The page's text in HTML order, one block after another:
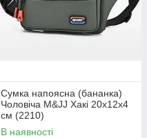
Сумка напоясна (бананка)
Чоловіча M&JJ Хакі 20х12х4
см (2210)
В наявності